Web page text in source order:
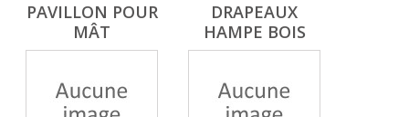
PAVILLON POUR
MÂT
DRAPEAUX
HAMPE BOIS